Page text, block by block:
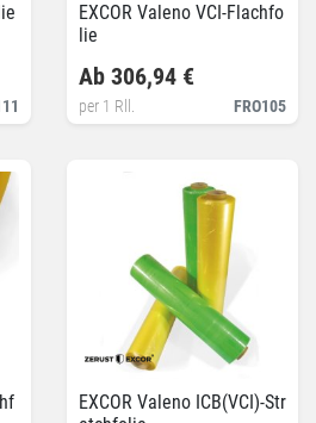
EXCOR Valeno VCI-Flachfo
lie
FRO105
Ab 306,94 €
per 1 Rll.
EXCOR Valeno ICB(VCI)-Str